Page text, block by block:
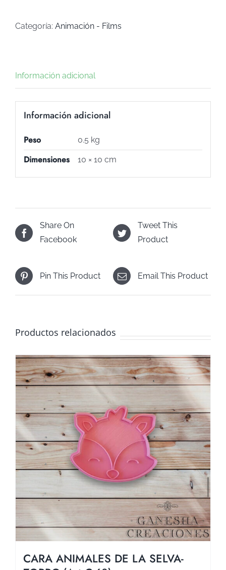
(Art
Categoría: Animación - Films
Información adicional
Información adicional
Peso 0.5 kg
Dimensiones 10 × 10 cm
Share On
Facebook
Tweet This
Product
Pin This Product Email This Product
Productos relacionados
CARA ANIMALES DE LA SELVA-